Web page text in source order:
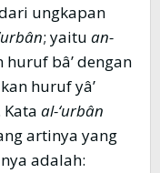
ungkapan
; yaitu an-
huruf bâ’ dengan
huruf yâ’
al-‘urbân
artinya yang
adalah: